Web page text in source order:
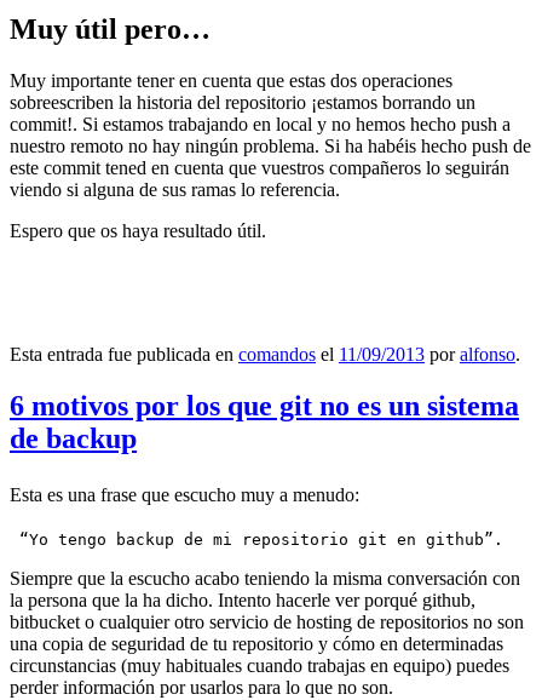
Muy útil pero…
Muy importante tener en cuenta que estas dos operaciones
sobreescriben la historia del repositorio ¡estamos borrando un
commit!. Si estamos trabajando en local y no hemos hecho push a
nuestro remoto no hay ningún problema. Si ha habéis hecho push de
este commit tened en cuenta que vuestros compañeros lo seguirán
viendo si alguna de sus ramas lo referencia.
Espero que os haya resultado útil.
Esta entrada fue publicada en comandos el 11/09/2013 poralfonso.
6 motivos por los que git no es un sistema
de backup
Esta es una frase que escucho muy a menudo:
“Yo tengo backup de mi repositorio git en github”.
Siempre que la escucho acabo teniendo la misma conversación con
la persona que la ha dicho. Intento hacerle ver porqué github,
bitbucket o cualquier otro servicio de hosting de repositorios no son
una copia de seguridad de tu repositorio y cómo en determinadas
circunstancias (muy habituales cuando trabajas en equipo) puedes
perder información por usarlos para lo que no son.